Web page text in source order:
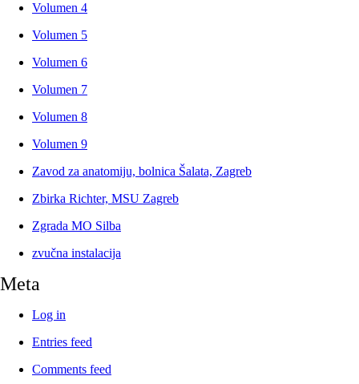
Volumen 4
Volumen 5
Volumen 6
Volumen 7
Volumen 8
Volumen 9
Zavod za anatomiju, bolnica Šalata, Zagreb
Zbirka Richter, MSU Zagreb
Zgrada MO Silba
zvučna instalacija
Meta
Log in
Entries feed
Comments feed